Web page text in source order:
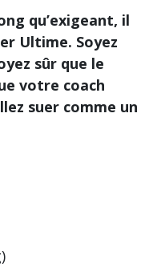
qu’exigeant, il
Ultime. Soyez
sûr que le
votre coach
suer comme un